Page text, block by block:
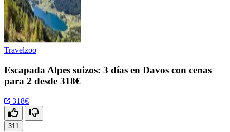
Travelzoo
Escapada Alpes suizos: 3 días en Davos con cenas
para 2 desde 318€
318€
311